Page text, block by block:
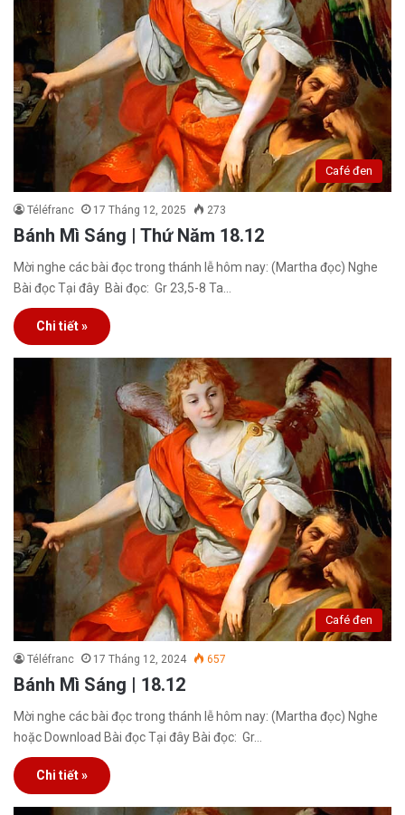
Café đen
Téléfranc 17 Tháng 12, 2025 273
Bánh Mì Sáng | Thứ Năm 18.12
Mời nghe các bài đọc trong thánh lễ hôm nay: (Martha đọc) Nghe
Bài đọc Tại đây Bài đọc: Gr 23,5-8 Ta…
Chi tiết »
Café đen
Téléfranc 17 Tháng 12, 2024 657
Bánh Mì Sáng | 18.12
Mời nghe các bài đọc trong thánh lễ hôm nay: (Martha đọc) Nghe
hoặc Download Bài đọc Tại đây Bài đọc: Gr…
Chi tiết »